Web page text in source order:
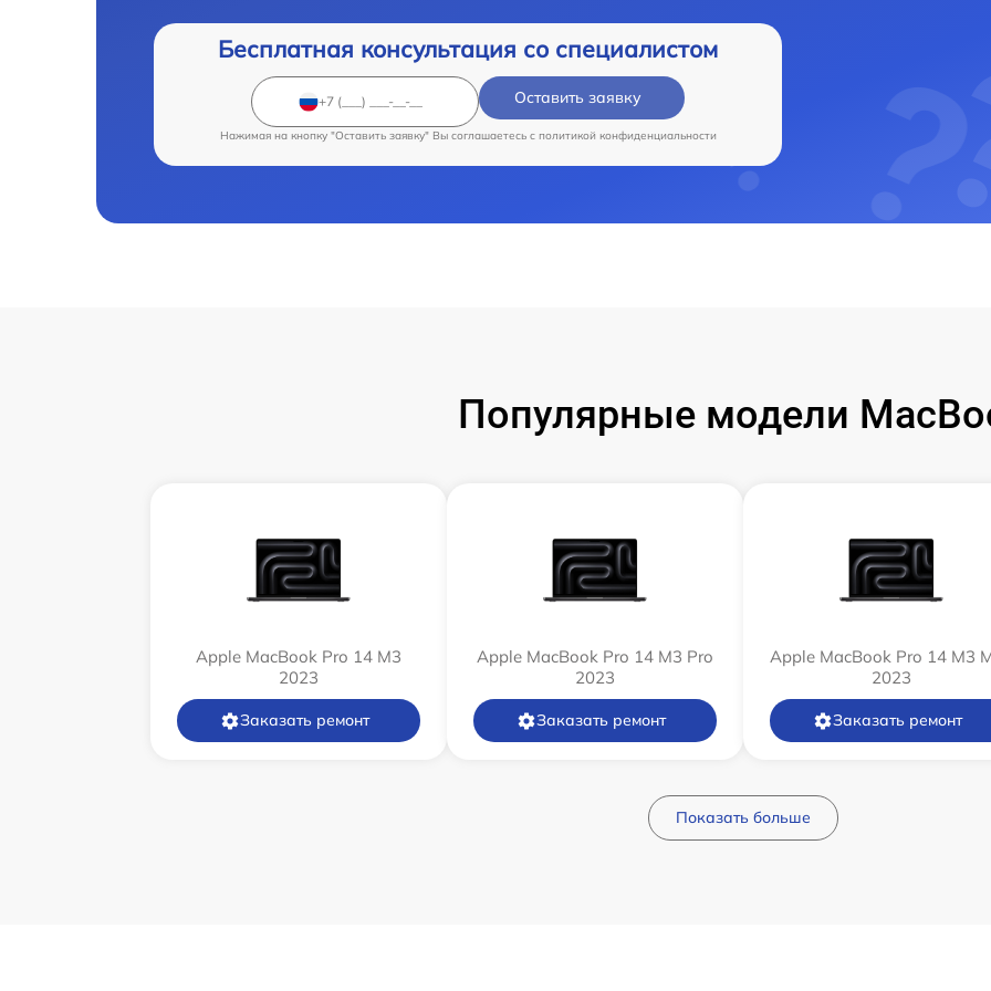
Бесплатная консультация со специалистом
Оставить заявку
Нажимая на кнопку "Оставить заявку" Вы соглашаетесь c политикой конфиденциальности
Популярные модели
Apple MacBook Pro 14 M3
2023
Заказать ремонт
Apple MacBook Pro 14 M3 Pro
2023
Заказать ремонт
Apple MacBook Pro 14 M3
2023
Заказать ремонт
Показать больше